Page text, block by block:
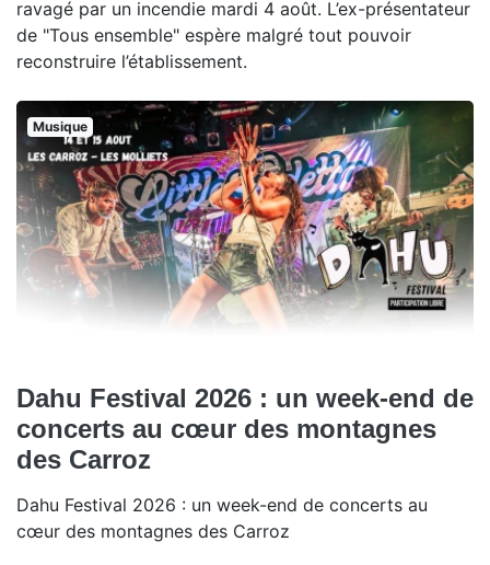
ravagé par un incendie mardi 4 août. L’ex-présentateur
de "Tous ensemble" espère malgré tout pouvoir
reconstruire l’établissement.
Musique
Dahu Festival 2026 : un week-end de
concerts au cœur des montagnes
des Carroz
Dahu Festival 2026 : un week-end de concerts au
cœur des montagnes des Carroz